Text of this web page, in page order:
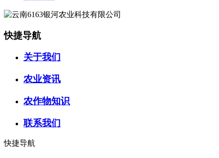
快捷导航
关于我们
农业资讯
农作物知识
联系我们
快捷导航